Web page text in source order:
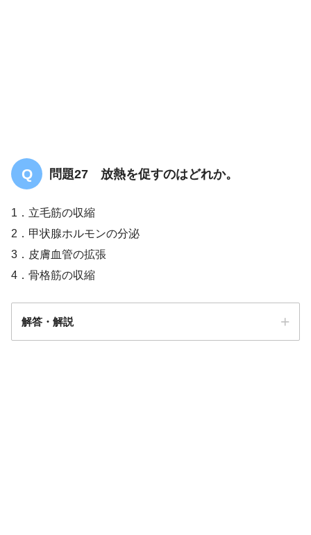
問題27 放熱を促すのはどれか。
1．立毛筋の収縮
2．甲状腺ホルモンの分泌
3．皮膚血管の拡張
4．骨格筋の収縮
解答・解説